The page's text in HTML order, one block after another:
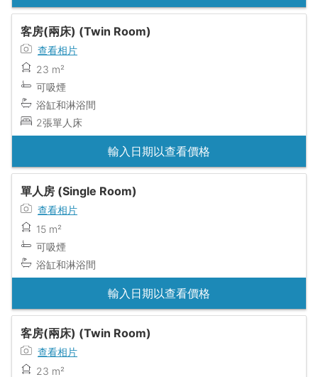
客房(兩床) (Twin Room)
查看相片
23 m²
可吸煙
浴缸和淋浴間
2張單人床
輸入日期以查看價格
單人房 (Single Room)
查看相片
15 m²
可吸煙
浴缸和淋浴間
輸入日期以查看價格
客房(兩床) (Twin Room)
查看相片
23 m²